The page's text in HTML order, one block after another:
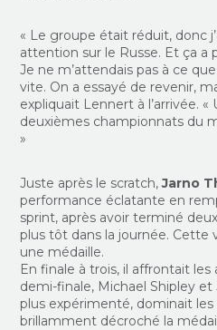
« Le groupe était réduit, donc
attention sur le Russe. Et ça
Je ne m’attendais pas à ce
vite. On a essayé de revenir,
expliquait Lennert à l’arrivée.
deuxièmes championnats du
»
Juste après le scratch,Jarno
performance éclatante en
sprint, après avoir terminé
plus tôt dans la journée. Cette
une médaille.
En finale à trois, il affrontait
demi-finale, Michael Shipley et
plus expérimenté, dominait les
brillamment décroché la